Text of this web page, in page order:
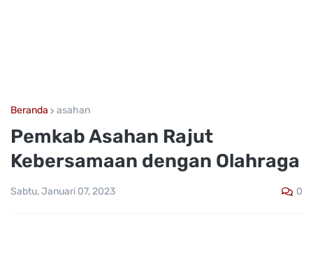
Beranda asahan
Pemkab Asahan Rajut
Kebersamaan dengan Olahraga
Sabtu, Januari 07, 2023 0